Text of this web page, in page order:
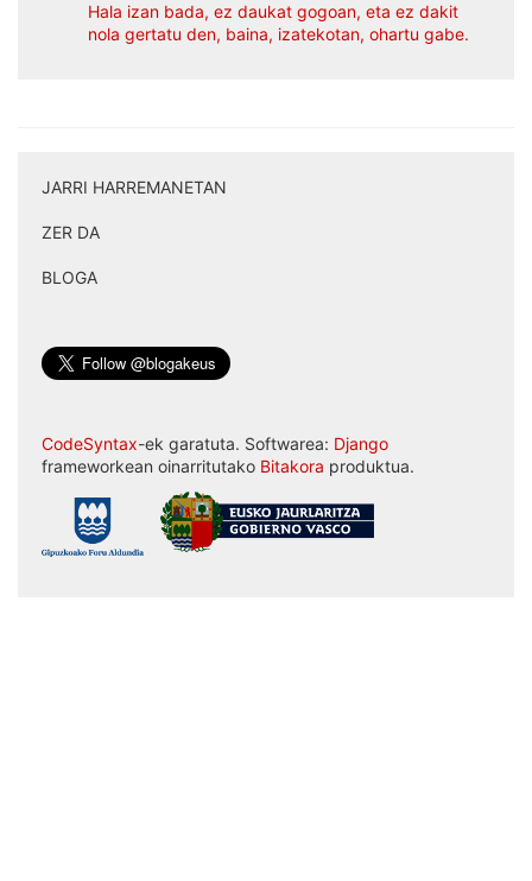
Hala izan bada, ez daukat gogoan, eta ez dakit
nola gertatu den, baina, izatekotan, ohartu gabe.
JARRI HARREMANETAN
ZER DA
BLOGA
CodeSyntax-ek garatuta. Softwarea: Django
frameworkean oinarritutako Bitakora produktua.